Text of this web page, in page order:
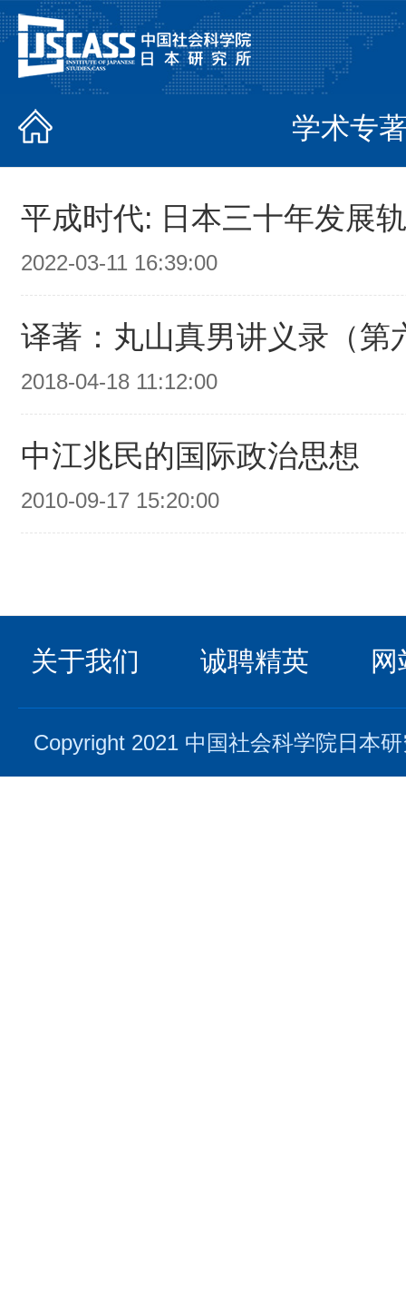
学术专
平成时代: 日本三十年发展
2022-03-11 16:39:00
译著：丸山真男讲义录（第
2018-04-18 11:12:00
中江兆民的国际政治思想
2010-09-17 15:20:00
关于我们 诚聘精英
Copyright 2021 中国社会科学院日本